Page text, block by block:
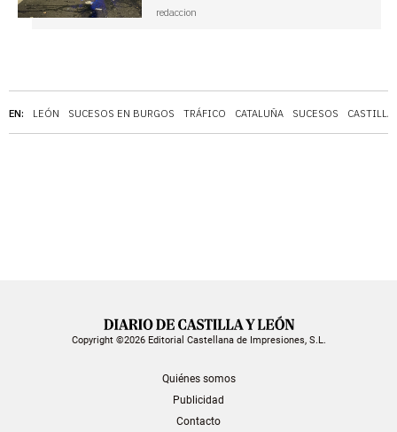
EN: LEÓN SUCESOS EN BURGOS TRÁFICO CATALUÑA SUCESOS
redaccion
Copyright ©2026 Editorial Castellana de Impresiones, S.L.
Quiénes somos
Publicidad
Contacto